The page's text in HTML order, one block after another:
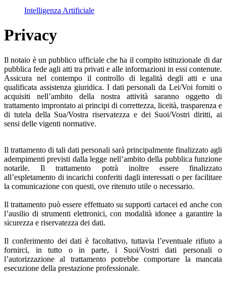
Intelligenza Artificiale
Privacy
Il notaio è un pubblico ufficiale che ha il compito istituzionale di dar
pubblica fede agli atti tra privati e alle informazioni in essi contenute.
Assicura nel contempo il controllo di legalità degli atti e una
qualificata assistenza giuridica. I dati personali da Lei/Voi forniti o
acquisiti nell’ambito della nostra attività saranno oggetto di
trattamento improntato ai principi di correttezza, liceità, trasparenza e
di tutela della Sua/Vostra riservatezza e dei Suoi/Vostri diritti, ai
sensi delle vigenti normative.
Il trattamento di tali dati personali sarà principalmente finalizzato agli
adempimenti previsti dalla legge nell’ambito della pubblica funzione
notarile. Il trattamento potrà inoltre essere finalizzato
all’espletamento di incarichi conferiti dagli interessati o per facilitare
la comunicazione con questi, ove ritenuto utile o necessario.
Il trattamento può essere effettuato su supporti cartacei ed anche con
l’ausilio di strumenti elettronici, con modalità idonee a garantire la
sicurezza e riservatezza dei dati.
Il conferimento dei dati è facoltativo, tuttavia l’eventuale rifiuto a
fornirci, in tutto o in parte, i Suoi/Vostri dati personali o
l’autorizzazione al trattamento potrebbe comportare la mancata
esecuzione della prestazione professionale.